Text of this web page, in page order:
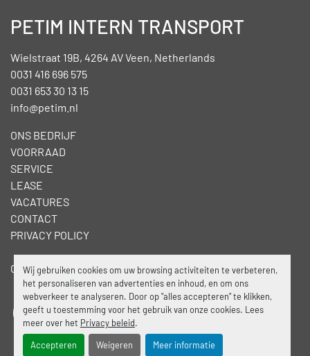
Wij gebruiken cookies om uw browsing activiteiten te verbeteren,
het personaliseren van advertenties en inhoud, en om ons
webverkeer te analyseren. Door op "alles accepteren" te klikken,
geeft u toestemming voor het gebruik van onze cookies. Lees
meer over het Privacy beleid.
Accepteren Weigeren Meer informatie
PETIM INTERN TRANSPORT
Wielstraat 19B, 4264 AV Veen, Netherlands
0031 416 696 575
0031 653 30 13 15
info@petim.nl
ONS BEDRIJF
VOORRAAD
SERVICE
LEASE
VACATURES
CONTACT
PRIVACY POLICY
Cookies beheren
facebooklinkedin